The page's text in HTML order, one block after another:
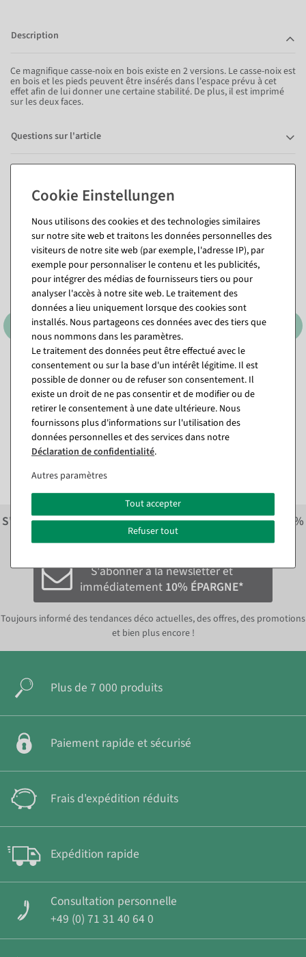
Description
Ce magnifique casse-noix en bois existe en 2 versions. Le casse-noix est
en bois et les pieds peuvent être insérés dans l'espace prévu à cet
effet afin de lui donner une certaine stabilité. De plus, il est imprimé
sur les deux faces.
Questions sur l'article
Vous pourriez aussi aimer (8)
%
Arc de lumière LED bougies
33 cm
Disponible immédiatement
18,98 €
10,65 €
8,88 EUR hors TVA
Trône "Baroque", haut. 190
cm, or-rouge
Article actuellement épuisé
2 136,05 €
1 780,04 EUR hors TVA
S'inscrire à la newsletter et recevoir immédiatement 10%
économiser sur la prochaine commande.*
S'abonner à la newsletter et
immédiatement 10% ÉPARGNE*
Toujours informé des tendances déco actuelles, des offres, des promotions
et bien plus encore !
Plus de 7 000 produits
Paiement rapide et sécurisé
Frais d'expédition réduits
Expédition rapide
Consultation personnelle
+49 (0) 71 31 40 64 0
Nous utilisons des cookies et des technologies similaires
sur notre site web et traitons les données personnelles des
visiteurs de notre site web (par exemple, l'adresse IP), par
exemple pour personnaliser le contenu et les publicités,
pour intégrer des médias de fournisseurs tiers ou pour
analyser l'accès à notre site web. Le traitement des
données a lieu uniquement lorsque des cookies sont
installés. Nous partageons ces données avec des tiers que
nous nommons dans les paramètres.
Le traitement des données peut être effectué avec le
consentement ou sur la base d'un intérêt légitime. Il est
possible de donner ou de refuser son consentement. Il
existe un droit de ne pas consentir et de modifier ou de
retirer le consentement à une date ultérieure. Nous
fournissons plus d'informations sur l'utilisation des
données personnelles et des services dans notre
Déclaration de confidentialité.
Autres paramètres
Tout accepter
Refuser tout